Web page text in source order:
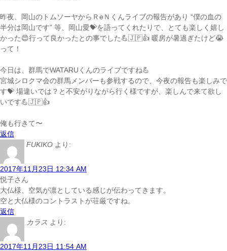
昨夜、岡山のトムソーヤからＲeＮくんライブの報告があり “僕の血の
半分は岡山です” 等、岡山愛💝を語ってくれたりで、とても楽しく嬉し
かった😍行って良かったとの事でした💪🇯🇵👍 暖房が暑過ぎたけど😭
って！
今日は、群馬でWATARUくんのライブですね💪
宮城シロクマ会の群馬メンバーも参戦するので、今夜の報告も楽しみで
す💝 場違いでは？と不安がりながら行く様ですが、楽しんで来て欲し
いです💪🇯🇵👍
俺も行きて〜
返信
FUKIKO より:
2017年11月23日 12:34 AM
悦子さん
大仏様、空気が凛としている感じが伝わってきます。
空と大仏様のコントラストが荘厳ですね。
返信
カラス より:
2017年11月23日 11:54 AM